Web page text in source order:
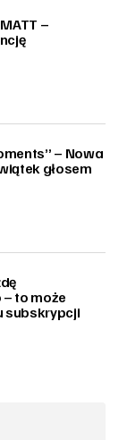
–
– Nowa
głosem
to może
subskrypcji